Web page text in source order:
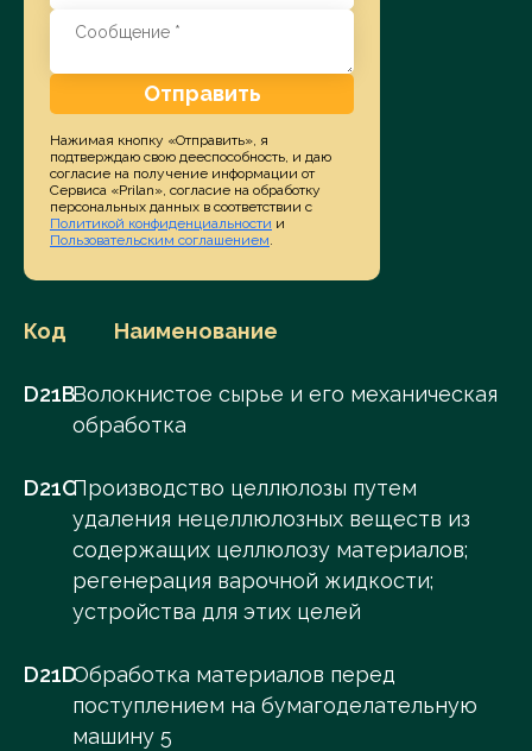
Код Наименование
D21BВолокнистое сырье и его механическая
обработка
D21CПроизводство целлюлозы путем
удаления нецеллюлозных веществ из
содержащих целлюлозу материалов;
регенерация варочной жидкости;
устройства для этих целей
D21DОбработка материалов перед
поступлением на бумагоделательную
машину 5
Отправить
Нажимая кнопку «Отправить», я
подтверждаю свою дееспособность, и даю
согласие на получение информации от
Сервиса «Prilan», согласие на обработку
персональных данных в соответствии с
Политикой конфиденциальности и
Пользовательским соглашением.